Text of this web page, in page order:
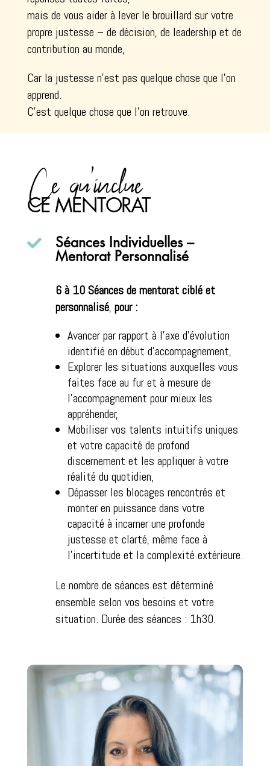
mais de vous aider à lever le brouillard sur votre
propre justesse – de décision, de leadership et de
contribution au monde,
Car la justesse n’est pas quelque chose que l’on
apprend.
C’est quelque chose que l’on retrouve.
Ce qu’inclue
CE MENTORAT

Séances Individuelles –
Mentorat Personnalisé
6 à 10 Séances de mentorat ciblé et
personnalisé, pour :
Avancer par rapport à l’axe d’évolution
identifié en début d’accompagnement,
Explorer les situations auxquelles vous
faites face au fur et à mesure de
l’accompagnement pour mieux les
appréhender,
Mobiliser vos talents intuitifs uniques
et votre capacité de profond
discernement et les appliquer à votre
réalité du quotidien,
Dépasser les blocages rencontrés et
monter en puissance dans votre
capacité à incarner une profonde
justesse et clarté, même face à
l’incertitude et la complexité extérieure.
Le nombre de séances est déterminé
ensemble selon vos besoins et votre
situation. Durée des séances : 1h30.